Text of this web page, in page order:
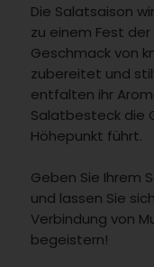
Die Salatsaison
zu einem Fest
Geschmack von
zubereitet und
entfalten ihr
Salatbesteck die
Höhepunkt führt.
Geben Sie Ihrem
und lassen Sie
Verbindung von
begeistern!